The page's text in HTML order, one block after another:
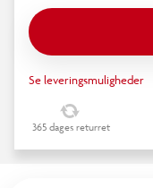
Se leveringsmuligheder
365 dages returret